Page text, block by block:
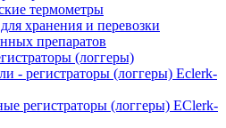
термометры
хранения и перевозки
препаратов
(логгеры)
- регистраторы (логгеры) Eclerk-
регистраторы (логгеры) EClerk-